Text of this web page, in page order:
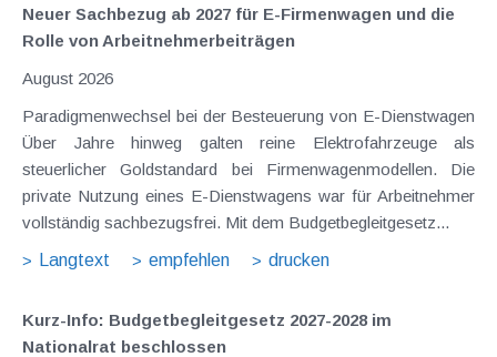
Neuer Sachbezug ab 2027 für E-Firmenwagen und die
Rolle von Arbeitnehmer​­beiträgen
August 2026
Paradigmenwechsel bei der Besteuerung von E-Dienstwagen
Über Jahre hinweg galten reine Elektrofahrzeuge als
steuerlicher Goldstandard bei Firmenwagenmodellen. Die
private Nutzung eines E-Dienstwagens war für Arbeitnehmer
vollständig sachbezugsfrei. Mit dem Budgetbegleitgesetz...
Langtext
empfehlen drucken
Kurz-Info: Budgetbegleitgesetz 2027-2028 im
Nationalrat beschlossen